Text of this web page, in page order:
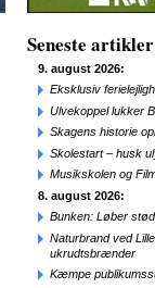
Seneste artikler
9. august 2026:
Eksklusiv
Ulvekoppel lukker
Skagens historie
Skolestart – husk
Musikskolen og
8. august 2026:
Bunken: Løber
Naturbrand ved
ukrudtsbrænder
Kæmpe